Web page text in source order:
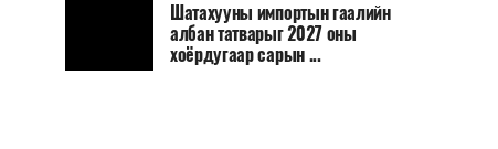
Шатахууны импортын гаалийн
албан татварыг 2027 оны
хоёрдугаар сарын ...